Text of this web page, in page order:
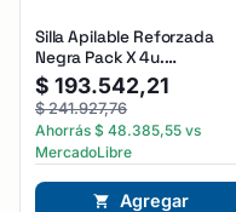
Silla Apilable Reforzada
Negra Pack X 4u.
Estructura De La Silla Negro
Asiento Negro
$ 193.542,21
$241.927,76
Ahorrás $ 48.385,55 vs
MercadoLibre
Agregar